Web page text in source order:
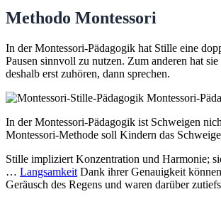
Methodo Montessori
In der Montessori-Pädagogik hat Stille eine
Pausen sinnvoll zu nutzen. Zum anderen hat
deshalb erst zuhören, dann sprechen.
In der Montessori-Pädagogik ist Schweigen
Montessori-Methode soll Kindern das
Stille impliziert Konzentration und Harmonie;
… Langsamkeit Dank ihrer Genauigkeit
Geräusch des Regens und waren darüber